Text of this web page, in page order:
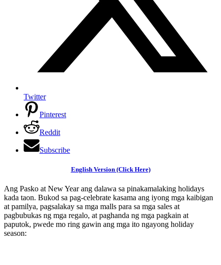
Twitter
Pinterest
Reddit
Subscribe
English Version (Click Here)
Ang Pasko at New Year ang dalawa sa pinakamalaking holidays
kada taon. Bukod sa pag-celebrate kasama ang iyong mga kaibigan
at pamilya, pagsalakay sa mga malls para sa mga sales at
pagbubukas ng mga regalo, at paghanda ng mga pagkain at
paputok, pwede mo ring gawin ang mga ito ngayong holiday
season: